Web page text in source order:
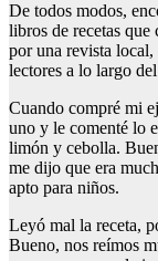
De todos modos,
libros de recetas
por una revista local,
lectores a lo largo
Cuando compré mi
uno y le comenté lo
limón y cebolla.
me dijo que era
apto para niños.
Leyó mal la receta,
Bueno, nos reímos